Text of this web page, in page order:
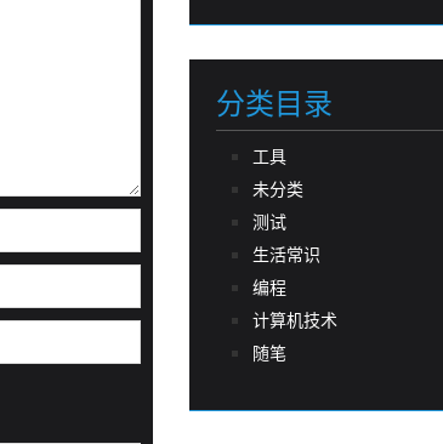
分类目录
工具
未分类
测试
生活常识
编程
计算机技术
随笔